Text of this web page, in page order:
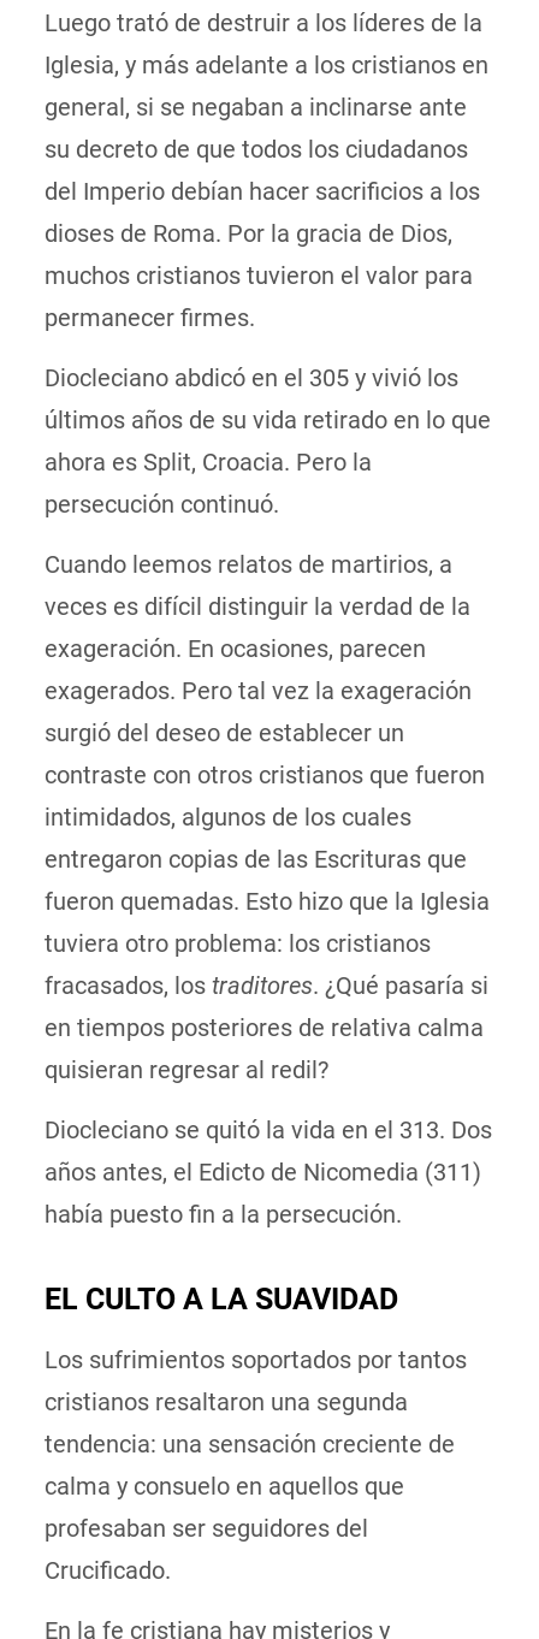
Luego trató de destruir a los líderes de la
Iglesia, y más adelante a los cristianos en
general, si se negaban a inclinarse ante
su decreto de que todos los ciudadanos
del Imperio debían hacer sacrificios a los
dioses de Roma. Por la gracia de Dios,
muchos cristianos tuvieron el valor para
permanecer firmes.
Diocleciano abdicó en el 305 y vivió los
últimos años de su vida retirado en lo que
ahora es Split, Croacia. Pero la
persecución continuó.
Cuando leemos relatos de martirios, a
veces es difícil distinguir la verdad de la
exageración. En ocasiones, parecen
exagerados. Pero tal vez la exageración
surgió del deseo de establecer un
contraste con otros cristianos que fueron
intimidados, algunos de los cuales
entregaron copias de las Escrituras que
fueron quemadas. Esto hizo que la Iglesia
tuviera otro problema: los cristianos
fracasados, los traditores. ¿Qué pasaría si
en tiempos posteriores de relativa calma
quisieran regresar al redil?
Diocleciano se quitó la vida en el 313. Dos
años antes, el Edicto de Nicomedia (311)
había puesto fin a la persecución.
EL CULTO A LA SUAVIDAD
Los sufrimientos soportados por tantos
cristianos resaltaron una segunda
tendencia: una sensación creciente de
calma y consuelo en aquellos que
profesaban ser seguidores del
Crucificado.
En la fe cristiana hay misterios y